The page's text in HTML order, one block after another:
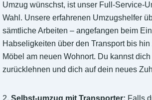
Umzug wünschst, ist unser Full-Service-
Wahl. Unsere erfahrenen Umzugshelfer
sämtliche Arbeiten – angefangen beim
Habseligkeiten über den Transport bis
Möbel am neuen Wohnort. Du kannst
zurücklehnen und dich auf dein neues
2. Selbst-umzug mit Transporter: Falls